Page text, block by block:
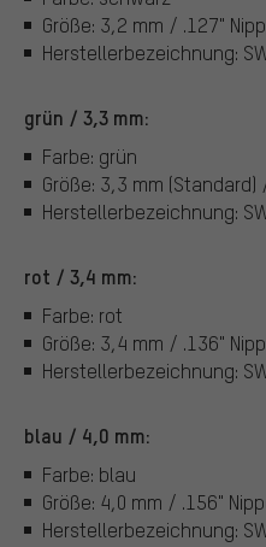
Größe: 3,2 mm / .127"
Herstellerbezeichnung:
grün / 3,3 mm:
Farbe: grün
Größe: 3,3 mm (Standard)
Herstellerbezeichnung:
rot / 3,4 mm:
Farbe: rot
Größe: 3,4 mm / .136"
Herstellerbezeichnung:
blau / 4,0 mm:
Farbe: blau
Größe: 4,0 mm / .156"
Herstellerbezeichnung: